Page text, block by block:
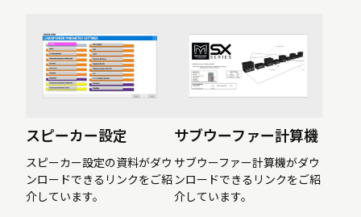
スピーカー設定
スピーカー設定の資料がダウ
ンロードできるリンクをご紹
介しています。
サブウーファー計算機
サブウーファー計算機がダウ
ンロードできるリンクをご紹
介しています。